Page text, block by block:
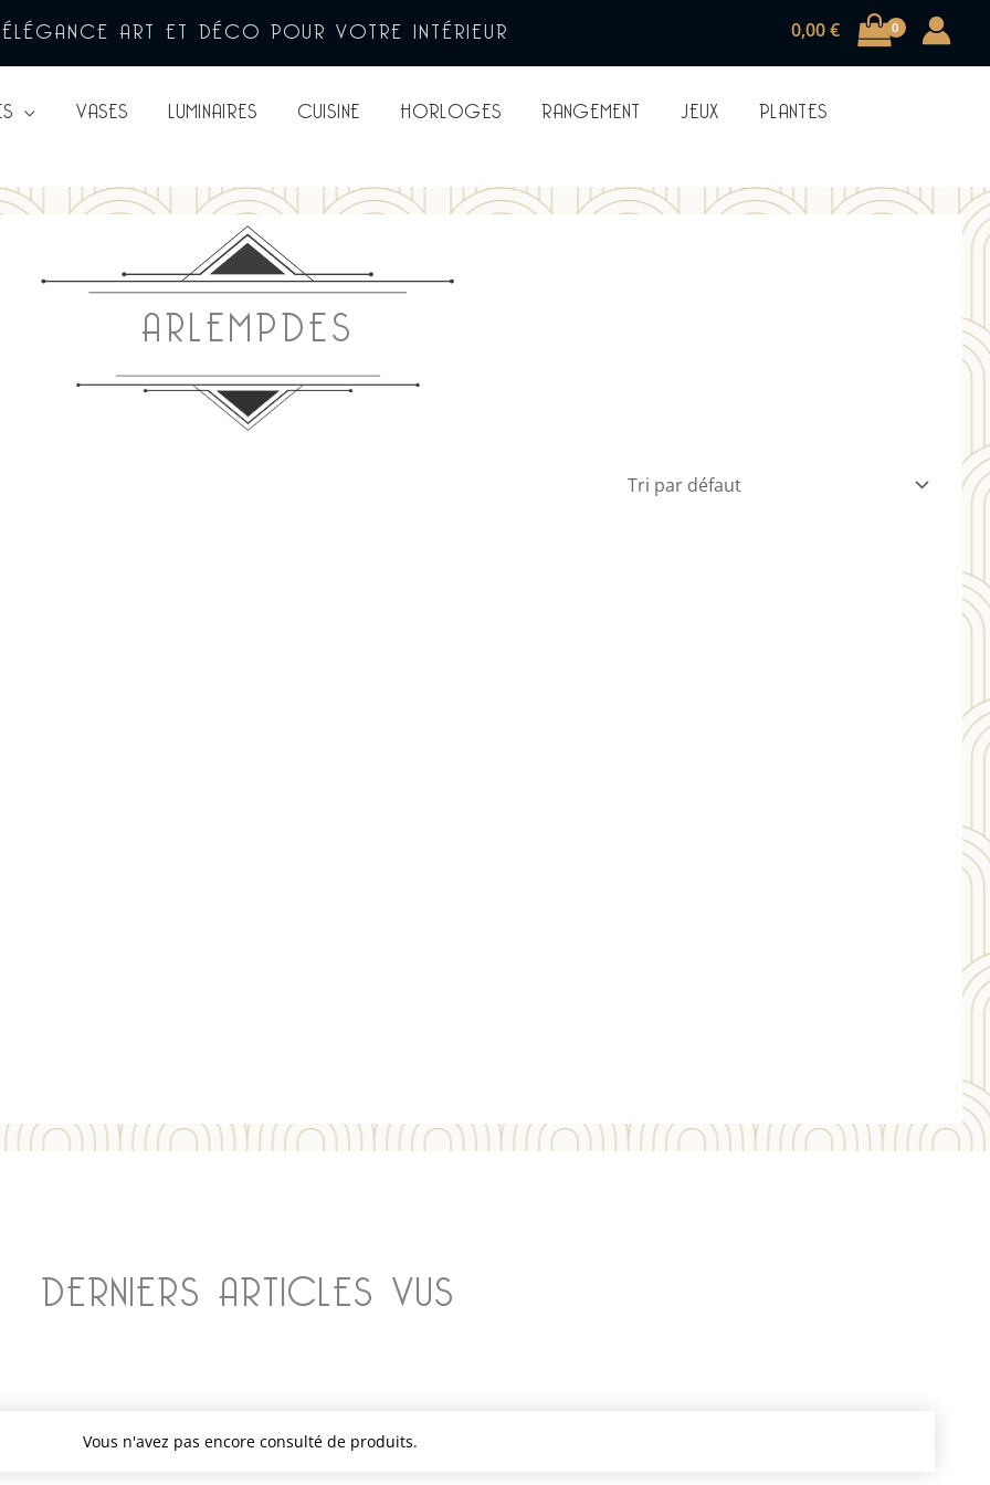
ART ET DÉCO POUR VOTRE INTÉRIEUR 0,00€
VASES LUMINAIRES CUISINE HORLOGES RANGEMENT JEUX PLANTES
ARLEMPDES
DERNIERS ARTICLES VUS
Vous n'avez pas encore consulté de produits.